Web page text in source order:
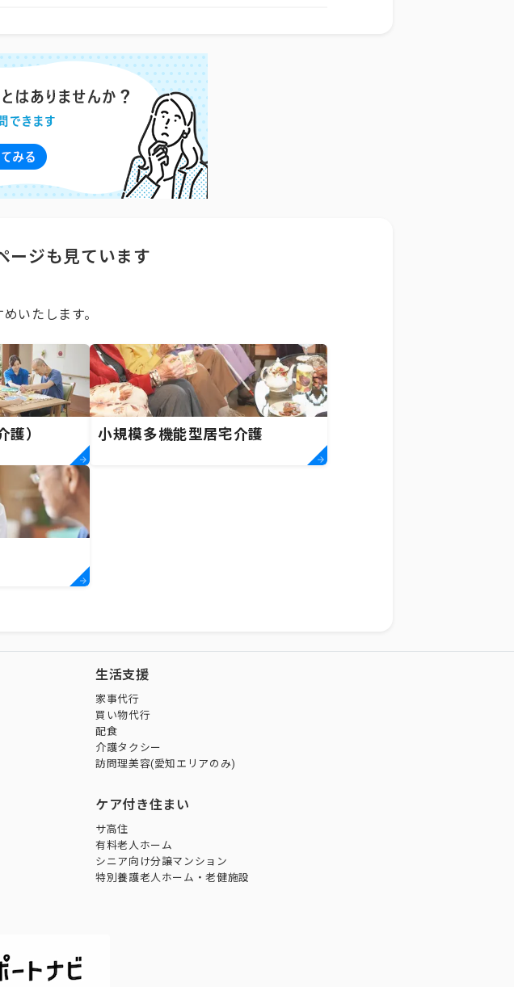
ージも見ています
いたします。
護） 小規模多機能型居宅介護
生活支援
家事代行
買い物代行
配食
介護タクシー
訪問理美容(愛知エリアのみ)
ケア付き住まい
サ高住
有料老人ホーム
シニア向け分譲マンション
特別養護老人ホーム・老健施設